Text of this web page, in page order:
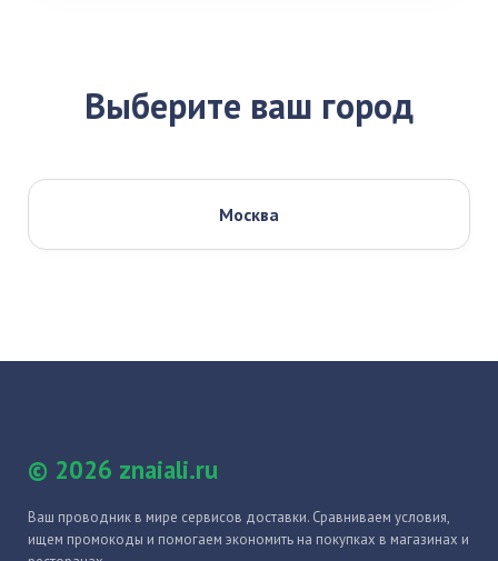
Выберите ваш город
Москва
© 2026 znaiali.ru
Ваш проводник в мире сервисов доставки. Сравниваем условия,
ищем промокоды и помогаем экономить на покупках в магазинах и